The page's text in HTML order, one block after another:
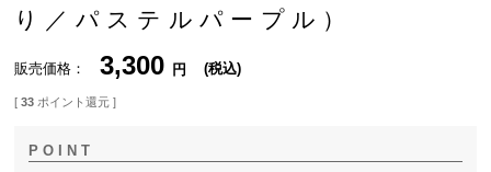
り／パステルパープル）
販売価格 3,300 税込
[ 33 ポイント還元 ]